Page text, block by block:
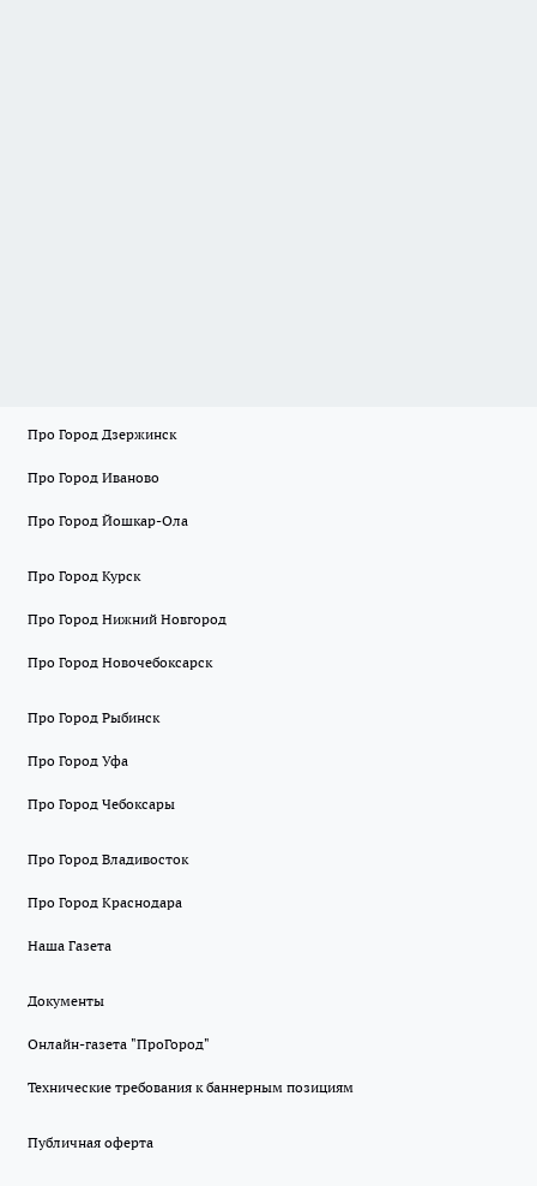
Про Город Дзержинск
Про Город Иваново
Про Город Йошкар-Ола
Про Город Курск
Про Город Нижний Новгород
Про Город Новочебоксарск
Про Город Рыбинск
Про Город Уфа
Про Город Чебоксары
Про Город Владивосток
Про Город Краснодара
Наша Газета
Документы
Онлайн-газета "ПроГород"
Технические требования к баннерным позициям
Публичная оферта